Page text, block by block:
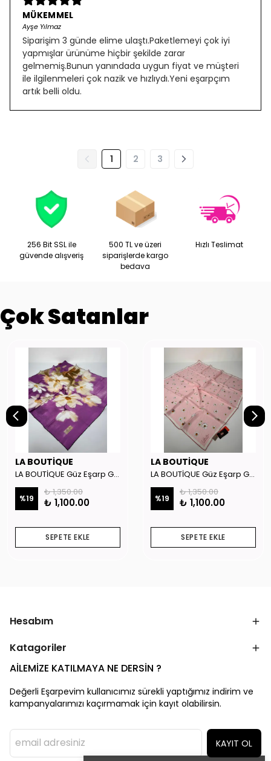
MÜKEMMEL
Ayşe Yılmaz
Siparişim 3 günde elime ulaştı.Paketlemeyi çok iyi
yapmışlar ürünüme hiçbir şekilde zarar
gelmemiş.Bunun yanındada uygun fiyat ve müşteri
ile ilgilenmeleri çok nazik ve hızlıydı.Yeni eşarpçım
artık belli oldu.
1 2 3
256 Bit SSL ile
güvende alışveriş
500 TL ve üzeri
siparişlerde kargo
bedava
Hızlı Teslimat
Çok Satanlar
LA BOUTİQUE
LA BOUTİQUE Güz Eşarp GYSE262908
%19
₺ 1,350.00
₺ 1,100.00
SEPETE EKLE
LA BOUTİQUE
LA BOUTİQUE Güz Eşarp GYSE130804
%19
₺ 1,350.00
₺ 1,100.00
SEPETE EKLE
Hesabım
Katagoriler
AİLEMİZE KATILMAYA NE DERSİN ?
Değerli Eşarpevim kullanıcımız sürekli yaptığımız indirim ve
kampanyalarımızı kaçırmamak için kayıt olabilirsin.
KAYIT OL